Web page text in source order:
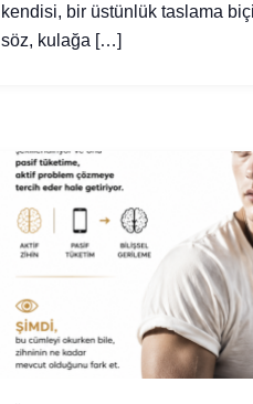
kendisi, bir üstünlük taslama
söz, kulağa […]